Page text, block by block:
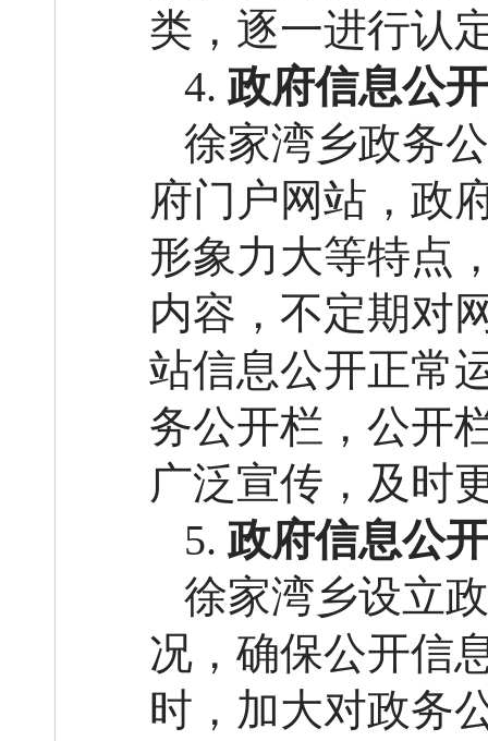
类，逐一进行认
4.政府信息公
徐家湾乡政务
府门户网站，政
形象力大等特点
内容，不定期对
站信息公开正常
务公开栏，公开
广泛宣传，及时
5.政府信息公
徐家湾乡设立
况，确保公开信
时，加大对政务